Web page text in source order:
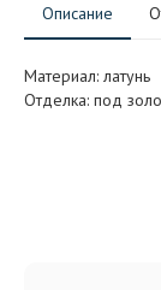
Описание
Материал: латунь
Отделка: под